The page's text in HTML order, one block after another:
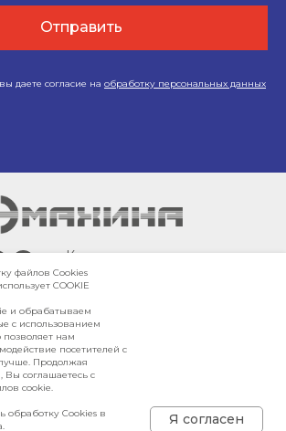
Отправить
даете согласие на обработку персональных данных
файлов Сookies
COOKIE
и обрабатываем
с использованием
нам
посетителей с
Продолжая
Вы соглашаетесь с
cookie.
обработку Cookies в
Я согласен
© 2026, ООО «МАХИНА»
г. Красноярск,
Енисейский тракт,
10-й километр, 3/10
конфиденциальности
в отношении обработки
персональных данных
Карта сайта